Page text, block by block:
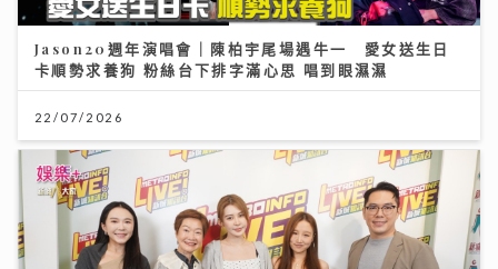
Jason20週年演唱會｜陳柏宇尾場遇牛一 愛女送生日
卡順勢求養狗 粉絲台下排字滿心思 唱到眼濕濕
22/07/2026